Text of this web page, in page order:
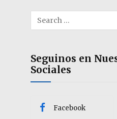
Seguinos en
Sociales
Facebook